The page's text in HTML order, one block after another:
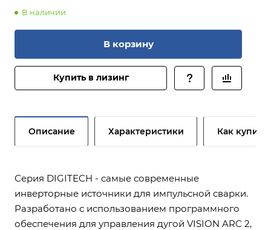
В наличии
В корзину
Купить в лизинг
Описание Характеристики Как купить
Серия DIGITECH - самые современные
инверторные источники для импульсной сварки.
Разработано с использованием программного
обеспечения для управления дугой VISION ARC 2,